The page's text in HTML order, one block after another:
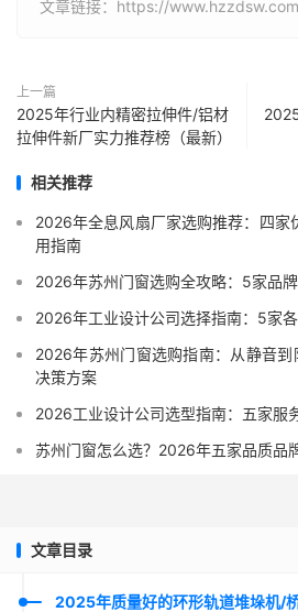
文章链接：https://
上一篇
2025年行业内精密拉伸件/铝材
拉伸件新厂实力推荐榜（最新）
相关推荐
2026年全息风扇厂家选购推荐：四家
用指南
2026年苏州门窗选购全攻略：5家品
2026年工业设计公司选择指南：5家
2026年苏州门窗选购指南：从静音
决策方案
2026工业设计公司选型指南：五家服
苏州门窗怎么选？2026年五家品质品
文章目录
2025年质量好的环形轨道堆垛机/